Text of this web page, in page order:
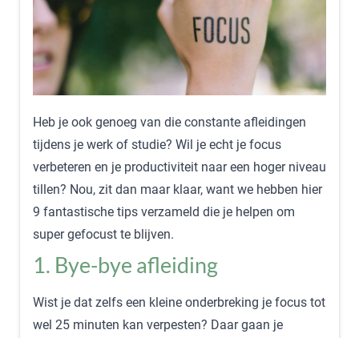
Heb je ook genoeg van die constante afleidingen
tijdens je werk of studie? Wil je echt je focus
verbeteren en je productiviteit naar een hoger niveau
tillen? Nou, zit dan maar klaar, want we hebben hier
9 fantastische tips verzameld die je helpen om
super gefocust te blijven.
1. Bye-bye afleiding
Wist je dat zelfs een kleine onderbreking je focus tot
wel 25 minuten kan verpesten? Daar gaan je